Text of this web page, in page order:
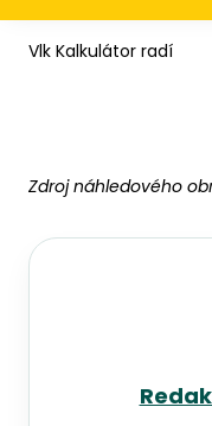
Vlk Kalkulátor radí
Zdroj náhledového